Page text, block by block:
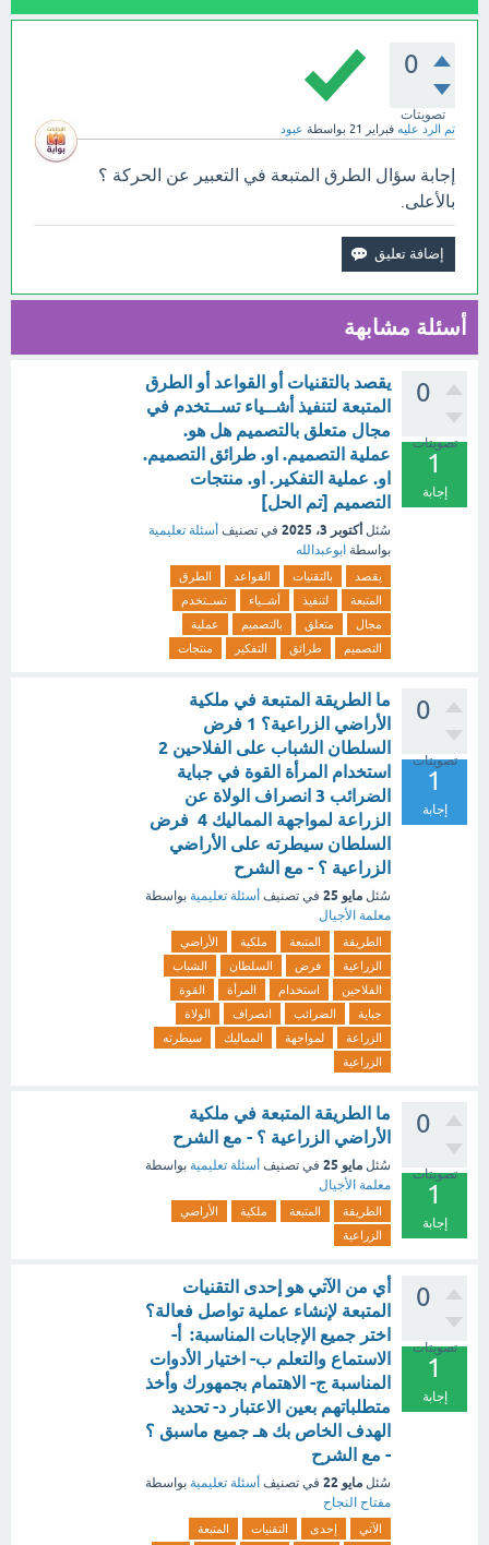
0
تصويتات
تم الرد عليه فبراير 21 بواسطة عبود
إجابة سؤال الطرق المتبعة في التعبير عن الحركة ؟
بالأعلى.
أسئلة مشابهة
0
تصويتات
1
إجابة
يقصد بالتقنيات أو القواعد أو الطرق
المتبعة لتنفيذ أشــياء تســتخدم في
مجال متعلق بالتصميم هل هو.
عملية التصميم. او. طرائق التصميم.
او. عملية التفكير. او. منتجات
التصميم [تم الحل]
سُئل أكتوبر 3، 2025 في تصنيف أسئلة تعليمية
بواسطة ابوعبدالله
يقصد بالتقنيات القواعد
الطرق
المتبعة
لتنفيذ أشــياء
تســتخدم
مجال
متعلق بالتصميم
عملية
التصميم
طرائق التفكير منتجات
0
تصويتات
1
إجابة
ما الطريقة المتبعة في ملكية
الأراضي الزراعية؟ 1 فرض
السلطان الشباب على الفلاحين 2
استخدام المرأة القوة في جباية
الضرائب 3 انصراف الولاة عن
الزراعة لمواجهة المماليك 4 فرض
السلطان سيطرته على الأراضي
الزراعية ؟ - مع الشرح
سُئل مايو 25 في تصنيف أسئلة تعليمية بواسطة
معلمة الأجيال
الطريقة المتبعة ملكية
الأراضي
الزراعية
فرض السلطان
الشباب
الفلاحين
استخدام المرأة
القوة
جباية
الضرائب انصراف
الولاة
الزراعة
لمواجهة المماليك
سيطرته
الزراعية
0
تصويتات
1
إجابة
ما الطريقة المتبعة في ملكية
الأراضي الزراعية ؟ - مع الشرح
سُئل مايو 25 في تصنيف أسئلة تعليمية بواسطة
معلمة الأجيال
الطريقة المتبعة ملكية
الأراضي
الزراعية
0
تصويتات
1
إجابة
أي من الآتي هو إحدى التقنيات
المتبعة لإنشاء عملية تواصل فعالة؟
اختر جميع الإجابات المناسبة: أ-
الاستماع والتعلم ب- اختيار الأدوات
المناسبة ج- الاهتمام بجمهورك وأخذ
متطلباتهم بعين الاعتبار د- تحديد
الهدف الخاص بك هـ جميع ماسبق ؟
- مع الشرح
سُئل مايو 22 في تصنيف أسئلة تعليمية بواسطة
مفتاح النجاح
الآتي إحدى التقنيات
المتبعة